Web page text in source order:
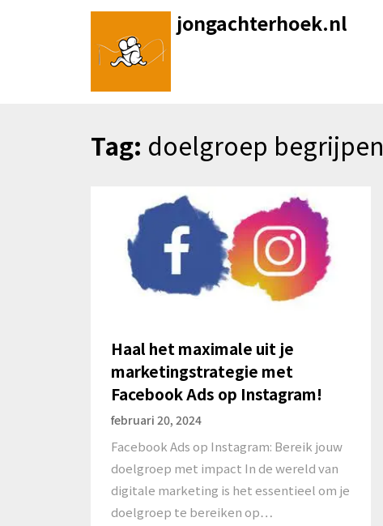
jongachterhoek.nl
Tag: doelgroep begrijpen
Haal het maximale uit je
marketingstrategie met
Facebook Ads op Instagram!
februari 20, 2024
Facebook Ads op Instagram: Bereik jouw
doelgroep met impact In de wereld van
digitale marketing is het essentieel om je
doelgroep te bereiken op…